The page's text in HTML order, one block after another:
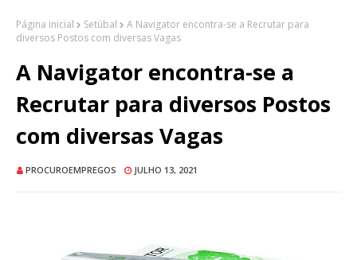
Página inicial Setúbal
A Navigator encontra-se a Recrutar para
diversos Postos com diversas Vagas
A Navigator encontra-se a
Recrutar para diversos Postos
com diversas Vagas
PROCUROEMPREGOS JULHO 13, 2021